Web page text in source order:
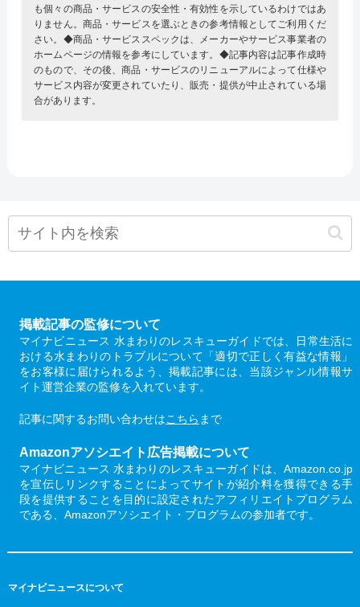
も個々の商品・サービスの安全性・有効性を示しているわけではあ
りません。商品・サービスを選ぶときの参考情報としてご利用くだ
さい。◆商品・サービススペックは、メーカーやサービス事業者の
ホームページの情報を参考にしています。◆記事内容は記事作成時
のもので、その後、商品・サービスのリニューアルによって仕様や
サービス内容が変更されていたり、販売・提供が中止されている場
合があります。
掲載記事の監修について
マイナビニュース 水まわりのレスキューガイドでは、日常生活に
おける水まわりのトラブルについて「適切で正しく有益な情報」
をお客様に届けられるよう、掲載記事には、当該ジャンル情報サ
イト運営企業の監修を入れています。
記事に関するお問い合わせはこちら まで
Amazonアソシエイト広告掲載について
マイナビニュース 水まわりのレスキューガイドは、Amazon.co.jp
を宣伝しリンクすることによってサイトが紹介料を獲得できる手
段を提供することを目的に設定されたアフィリエイトプログラム
である、Amazonアソシエイト・プログラムの参加者です。
マイナビニュースについて